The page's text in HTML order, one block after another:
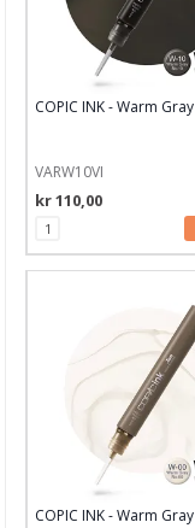
KOI markers
Tekstil hobby
Dekor & Bord
Kake & Bake
Leverandører
COPIC INK - Warm
VARW10VI
kr 110,00
COPIC INK - Warm